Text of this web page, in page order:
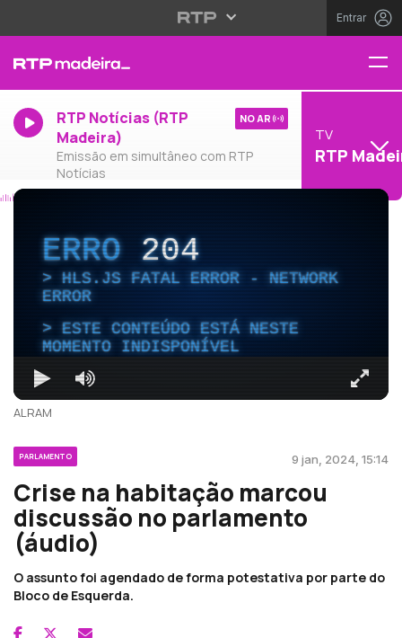
Entrar
RTP Notícias (RTP
Madeira)
Emissão em simultâneo com RTP
Notícias
NO AR
TV
RTP
ERRO204
HLS.JS FATAL ERROR - NETWORK
ERROR
ESTE CONTEÚDO ESTÁ NESTE
MOMENTO INDISPONÍVEL
ALRAM
PARLAMENTO 9 jan, 2024, 15:14
Crise na habitação marcou
discussão no parlamento
(áudio)
O assunto foi agendado de forma potestativa por parte do
Bloco de Esquerda.